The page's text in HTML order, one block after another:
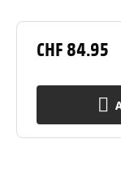
CHF 84.95